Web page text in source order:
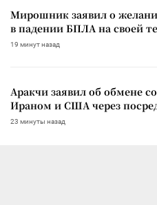
Мирошник заявил о
в падении БПЛА на своей
19 минут назад
Аракчи заявил об обмене
Ираном и США через
23 минуты назад